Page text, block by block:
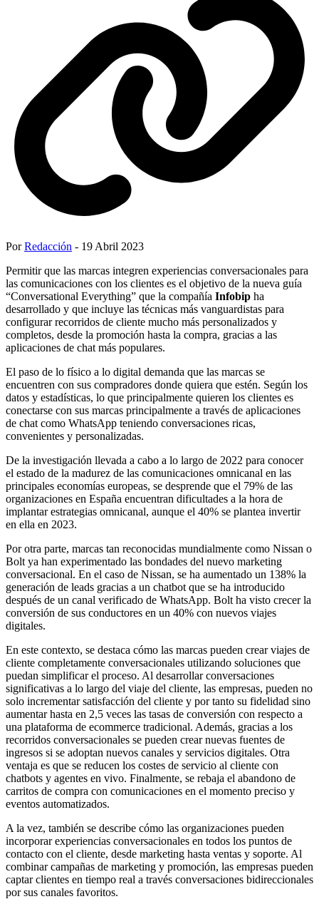
PorRedacción - 19 Abril 2023
Permitir que las marcas integren experiencias conversacionales para
las comunicaciones con los clientes es el objetivo de la nueva guía
“Conversational Everything” que la compañía Infobip ha
desarrollado y que incluye las técnicas más vanguardistas para
configurar recorridos de cliente mucho más personalizados y
completos, desde la promoción hasta la compra, gracias a las
aplicaciones de chat más populares.
El paso de lo físico a lo digital demanda que las marcas se
encuentren con sus compradores donde quiera que estén. Según los
datos y estadísticas, lo que principalmente quieren los clientes es
conectarse con sus marcas principalmente a través de aplicaciones
de chat como WhatsApp teniendo conversaciones ricas,
convenientes y personalizadas.
De la investigación llevada a cabo a lo largo de 2022 para conocer
el estado de la madurez de las comunicaciones omnicanal en las
principales economías europeas, se desprende que el 79% de las
organizaciones en España encuentran dificultades a la hora de
implantar estrategias omnicanal, aunque el 40% se plantea invertir
en ella en 2023.
Por otra parte, marcas tan reconocidas mundialmente como Nissan o
Bolt ya han experimentado las bondades del nuevo marketing
conversacional. En el caso de Nissan, se ha aumentado un 138% la
generación de leads gracias a un chatbot que se ha introducido
después de un canal verificado de WhatsApp. Bolt ha visto crecer la
conversión de sus conductores en un 40% con nuevos viajes
digitales.
En este contexto, se destaca cómo las marcas pueden crear viajes de
cliente completamente conversacionales utilizando soluciones que
puedan simplificar el proceso. Al desarrollar conversaciones
significativas a lo largo del viaje del cliente, las empresas, pueden no
solo incrementar satisfacción del cliente y por tanto su fidelidad sino
aumentar hasta en 2,5 veces las tasas de conversión con respecto a
una plataforma de ecommerce tradicional. Además, gracias a los
recorridos conversacionales se pueden crear nuevas fuentes de
ingresos si se adoptan nuevos canales y servicios digitales. Otra
ventaja es que se reducen los costes de servicio al cliente con
chatbots y agentes en vivo. Finalmente, se rebaja el abandono de
carritos de compra con comunicaciones en el momento preciso y
eventos automatizados.
A la vez, también se describe cómo las organizaciones pueden
incorporar experiencias conversacionales en todos los puntos de
contacto con el cliente, desde marketing hasta ventas y soporte. Al
combinar campañas de marketing y promoción, las empresas pueden
captar clientes en tiempo real a través conversaciones bidireccionales
por sus canales favoritos.